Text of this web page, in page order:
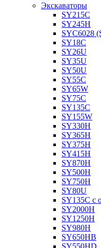
Экскаваторы
SY215C
SY245H
SYC6028
SY18C
SY26U
SY35U
SY50U
SY55C
SY65W
SY75C
SY135C
SY155W
SY330H
SY365H
SY375H
SY415H
SY870H
SY500H
SY750H
SY80U
SY135C с
SY2000H
SY1250H
SY980H
SY650HB
SY550HD